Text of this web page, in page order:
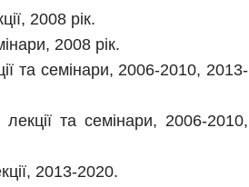
2008 рік.
2008 рік.
та семінари, 2006-2010, 2013-
та семінари, 2006-2010,
2013-2020.